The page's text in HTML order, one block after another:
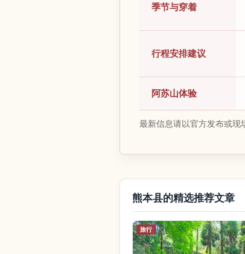
季节与穿着
行程安排建议
阿苏山体验
最新信息请以官方发布或现
熊本县的精选推荐文章
旅行